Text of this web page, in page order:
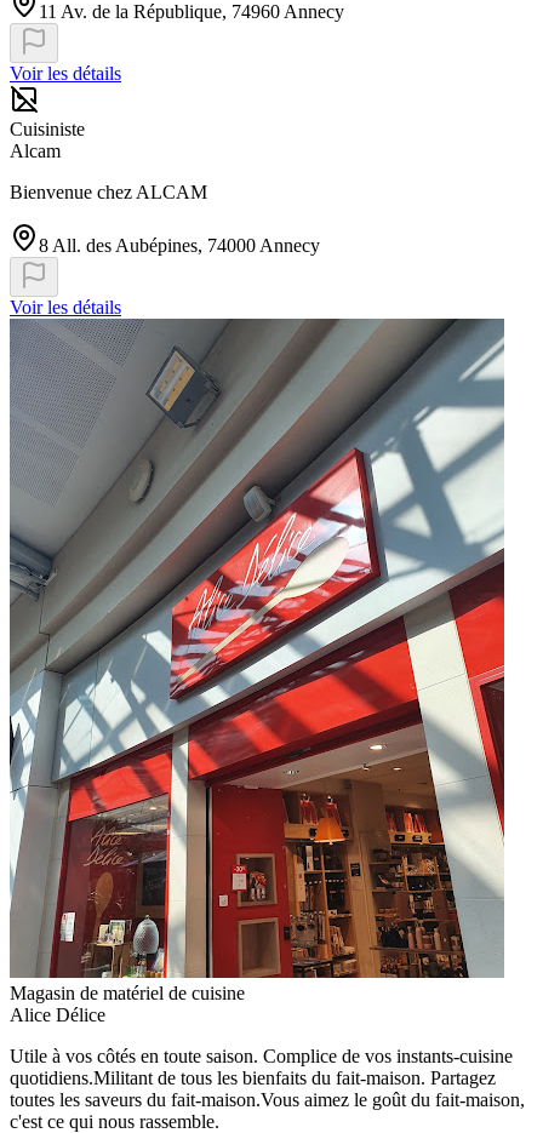
11 Av. de la République, 74960 Annecy
Voir les détails
Cuisiniste
Alcam
Bienvenue chez ALCAM
8 All. des Aubépines, 74000 Annecy
Voir les détails
Magasin de matériel de cuisine
Alice Délice
Utile à vos côtés en toute saison. Complice de vos instants-cuisine
quotidiens.Militant de tous les bienfaits du fait-maison. Partagez
toutes les saveurs du fait-maison.Vous aimez le goût du fait-maison,
c'est ce qui nous rassemble.